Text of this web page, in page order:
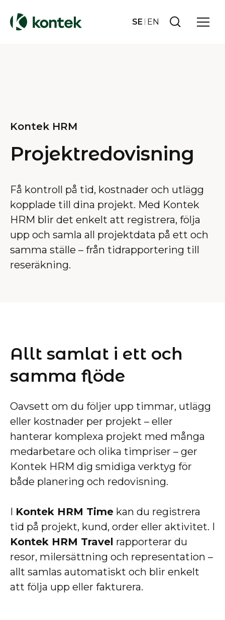
SE EN
Kontek HRM
Projektredovisning
Få kontroll på tid, kostnader och utlägg
kopplade till dina projekt. Med Kontek
HRM blir det enkelt att registrera, följa
upp och samla all projektdata på ett och
samma ställe – från tidrapportering till
reseräkning.
Allt samlat i ett och
samma flöde
Oavsett om du följer upp timmar, utlägg
eller kostnader per projekt – eller
hanterar komplexa projekt med många
medarbetare och olika timpriser – ger
Kontek HRM dig smidiga verktyg för
både planering och redovisning.
I Kontek HRM Time kan du registrera
tid på projekt, kund, order eller aktivitet. I
Kontek HRM Travel rapporterar du
resor, milersättning och representation –
allt samlas automatiskt och blir enkelt
att följa upp eller fakturera.